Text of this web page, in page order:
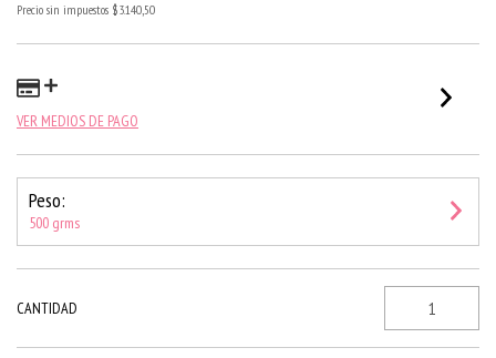
Precio sin impuestos $3.140,50
VER MEDIOS DE PAGO
Peso:
500 grms
CANTIDAD